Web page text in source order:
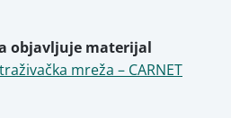
objavljuje materijal
mreža – CARNET